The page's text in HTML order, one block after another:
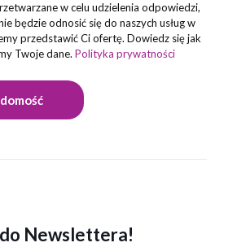
w celu udzielenia odpowiedzi,
będzie odnosić się do naszych usług w
przedstawić Ci ofertę. Dowiedz się jak
Twoje dane.Polityka prywatności
do Newslettera!